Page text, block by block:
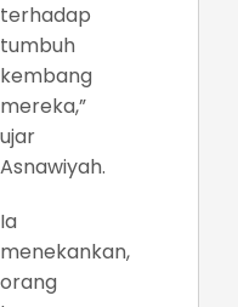
terhadap
tumbuh
kembang
mereka,”
ujar
Asnawiyah.
Ia
menekankan,
orang